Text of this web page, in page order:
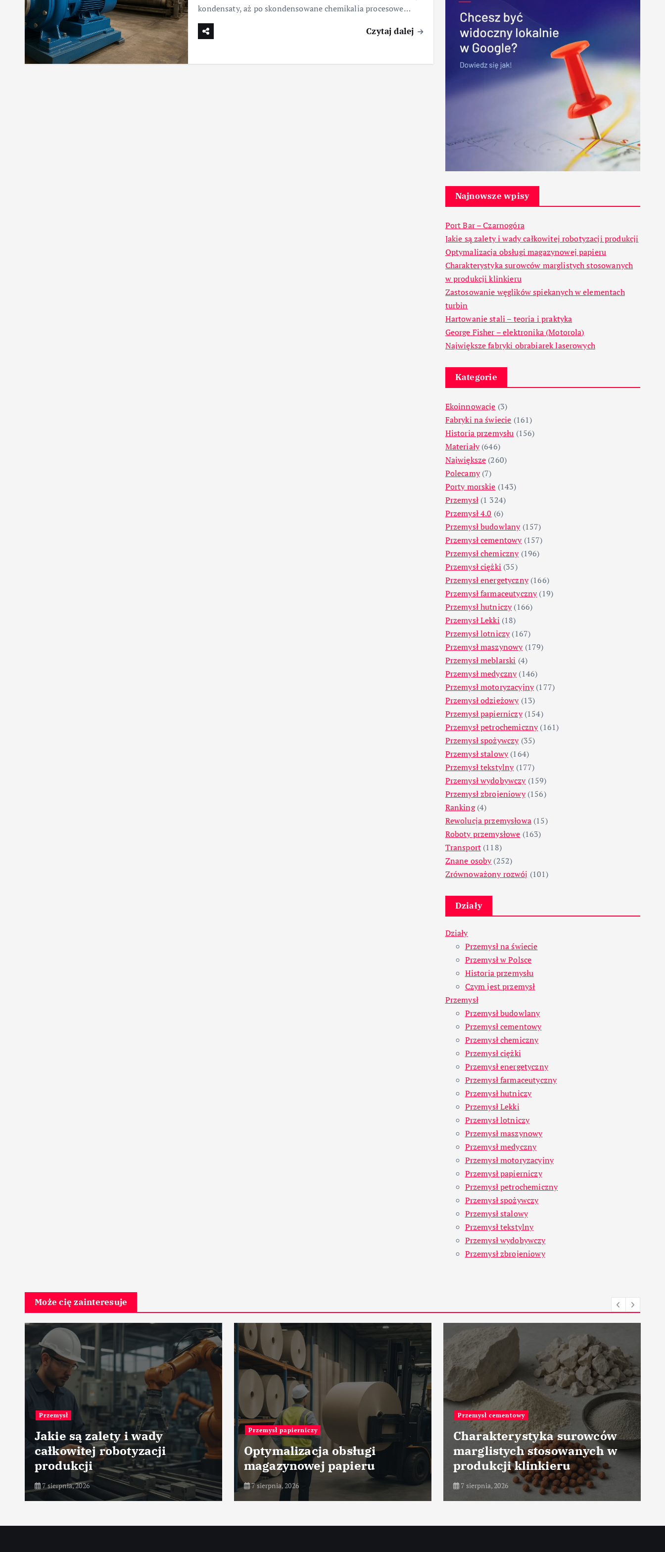
kondensaty, aż po skondensowane chemikalia procesowe…
Czytaj dalej
Najnowsze wpisy
Port Bar – Czarnogóra
Jakie są zalety i wady całkowitej robotyzacji produkcji
Optymalizacja obsługi magazynowej papieru
Charakterystyka surowców marglistych stosowanych
w produkcji klinkieru
Zastosowanie węglików spiekanych w elementach
turbin
Hartowanie stali – teoria i praktyka
George Fisher – elektronika (Motorola)
Największe fabryki obrabiarek laserowych
Kategorie
Ekoinnowacje (3)
Fabryki na świecie (161)
Historia przemysłu (156)
Materiały(646)
Największe (260)
Polecamy(7)
Porty morskie (143)
Przemysł(1 324)
Przemysł 4.0 (6)
Przemysł budowlany(157)
Przemysł cementowy(157)
Przemysł chemiczny(196)
Przemysł ciężki (35)
Przemysł energetyczny(166)
Przemysł farmaceutyczny(19)
Przemysł hutniczy(166)
Przemysł Lekki (18)
Przemysł lotniczy(167)
Przemysł maszynowy(179)
Przemysł meblarski (4)
Przemysł medyczny(146)
Przemysł motoryzacyjny(177)
Przemysł odzieżowy(13)
Przemysł papierniczy(154)
Przemysł petrochemiczny(161)
Przemysł spożywczy(35)
Przemysł stalowy(164)
Przemysł tekstylny(177)
Przemysł wydobywczy(159)
Przemysł zbrojeniowy(156)
Ranking(4)
Rewolucja przemysłowa(15)
Roboty przemysłowe (163)
Transport (118)
Znane osoby(252)
Zrównoważony rozwój (101)
Działy
Działy
Przemysł na świecie
Przemysł w Polsce
Historia przemysłu
Czym jest przemysł
Przemysł
Przemysł budowlany
Przemysł cementowy
Przemysł chemiczny
Przemysł ciężki
Przemysł energetyczny
Przemysł farmaceutyczny
Przemysł hutniczy
Przemysł Lekki
Przemysł lotniczy
Przemysł maszynowy
Przemysł medyczny
Przemysł motoryzacyjny
Przemysł papierniczy
Przemysł petrochemiczny
Przemysł spożywczy
Przemysł stalowy
Przemysł tekstylny
Przemysł wydobywczy
Przemysł zbrojeniowy
Może cię zainteresuje
Przemysł papierniczy
Optymalizacja obsługi
magazynowej papieru
7 sierpnia, 2026
Przemysł cementowy
Charakterystyka surowców
marglistych stosowanych w
produkcji klinkieru
7 sierpnia, 2026
Przemysł energetyczny
Zastosowanie węglików
spiekanych w elementach
turbin
7 sierpnia, 2026